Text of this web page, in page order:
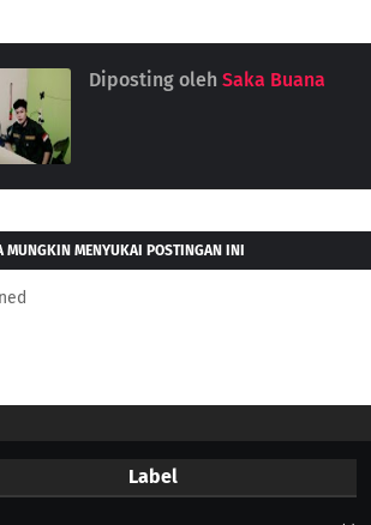
Diposting oleh Saka Buana
MUNGKIN MENYUKAI POSTINGAN INI
Label